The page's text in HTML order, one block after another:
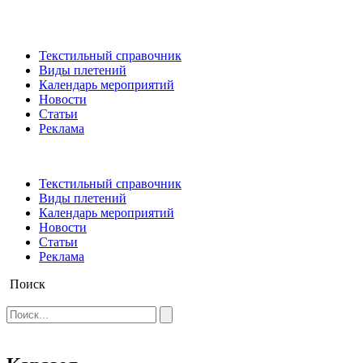
Текстильный справочник
Виды плетений
Календарь мероприятий
Новости
Статьи
Реклама
Текстильный справочник
Виды плетений
Календарь мероприятий
Новости
Статьи
Реклама
Поиск